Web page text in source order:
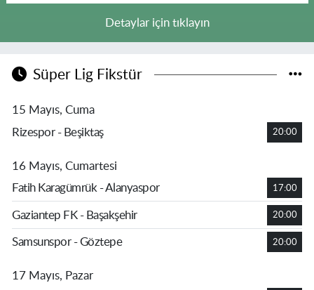
Detaylar için tıklayın
Süper Lig Fikstür
15 Mayıs, Cuma
Rizespor - Beşiktaş
20:00
16 Mayıs, Cumartesi
Fatih Karagümrük - Alanyaspor
17:00
Gaziantep FK - Başakşehir 20:00
Samsunspor - Göztepe 20:00
17 Mayıs, Pazar